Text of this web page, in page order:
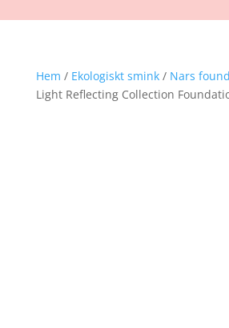
Hem / Ekologiskt smink/ Nars
Light Reflecting Collection